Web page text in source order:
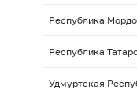
Республика
Республика
Удмуртская